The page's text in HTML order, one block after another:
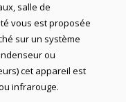
salle de
vous est proposée
sur un système
ou
cet appareil est
infrarouge.